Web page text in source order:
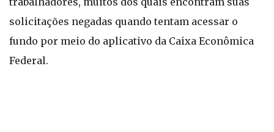
solicitações negadas quando tentam acessar o
fundo por meio do aplicativo da Caixa Econômica
Federal.